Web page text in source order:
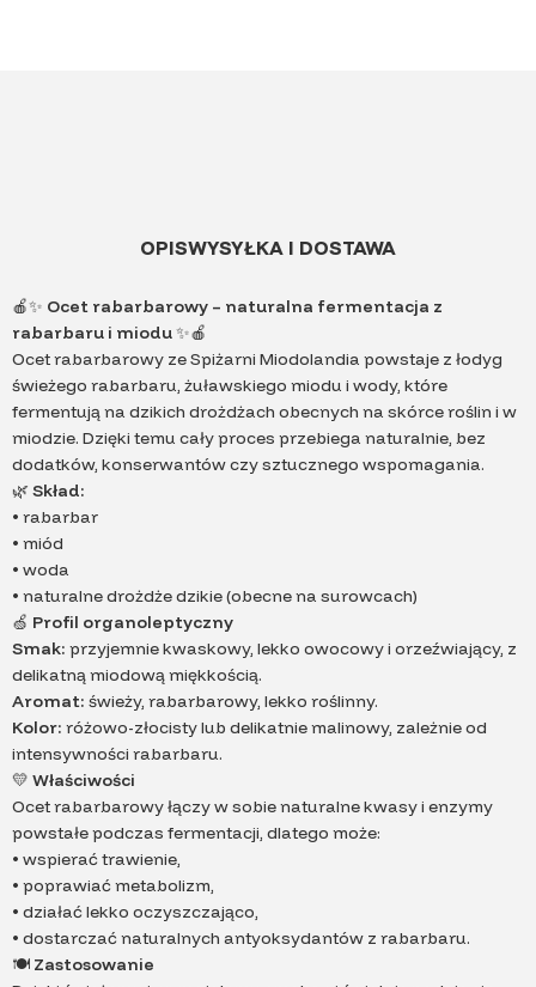
OPISWYSYŁKA I DOSTAWA
🍎✨ Ocet rabarbarowy – naturalna fermentacja z
rabarbaru i miodu✨🍎
Ocet rabarbarowy ze Spiżarni Miodolandia powstaje z łodyg
świeżego rabarbaru, żuławskiego miodu i wody, które
fermentują na dzikich drożdżach obecnych na skórce roślin i w
miodzie. Dzięki temu cały proces przebiega naturalnie, bez
dodatków, konserwantów czy sztucznego wspomagania.
🌿 Skład:
• rabarbar
• miód
• woda
• naturalne drożdże dzikie (obecne na surowcach)
🍏 Profil organoleptyczny
Smak: przyjemnie kwaskowy, lekko owocowy i orzeźwiający, z
delikatną miodową miękkością.
Aromat: świeży, rabarbarowy, lekko roślinny.
Kolor: różowo-złocisty lub delikatnie malinowy, zależnie od
intensywności rabarbaru.
💛 Właściwości
Ocet rabarbarowy łączy w sobie naturalne kwasy i enzymy
powstałe podczas fermentacji, dlatego może:
• wspierać trawienie,
• poprawiać metabolizm,
• działać lekko oczyszczająco,
• dostarczać naturalnych antyoksydantów z rabarbaru.
🍽️ Zastosowanie